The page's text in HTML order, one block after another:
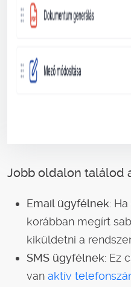
Jobb oldalon találod
Email ügyfélnek:
korábban megírt
kiküldetni a
SMS ügyfélnek: Ez
van aktív